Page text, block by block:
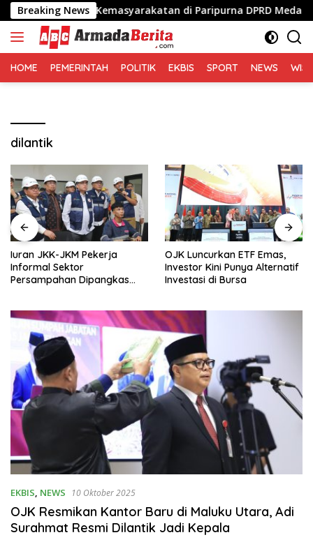
Langsung
ke
konten
Breaking News
Kemasyarakatan di Paripurna DPRD Medan
HOME PEMERINTAH POLITIK EKBIS SPORT NEWS
dilantik
Iuran JKK-JKM Pekerja
Informal Sektor
Persampahan Dipangkas
OJK Luncurkan ETF Emas,
Investor Kini Punya Alternatif
Investasi di Bursa
EKBIS, NEWS 10 Oktober 2025
OJK Resmikan Kantor Baru di Maluku Utara, Adi
Surahmat Resmi Dilantik Jadi Kepala